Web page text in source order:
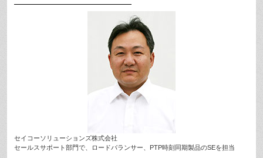
セイコーソリューションズ株式会社
セールスサポート部門で、ロードバランサー、PTP時刻同期製品のSEを担当